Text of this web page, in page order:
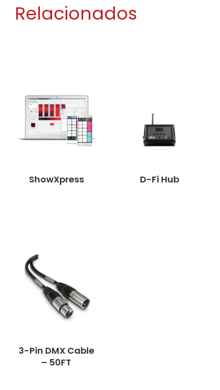
Relacionados
ShowXpress D-Fi Hub
3-Pin DMX Cable
– 50FT